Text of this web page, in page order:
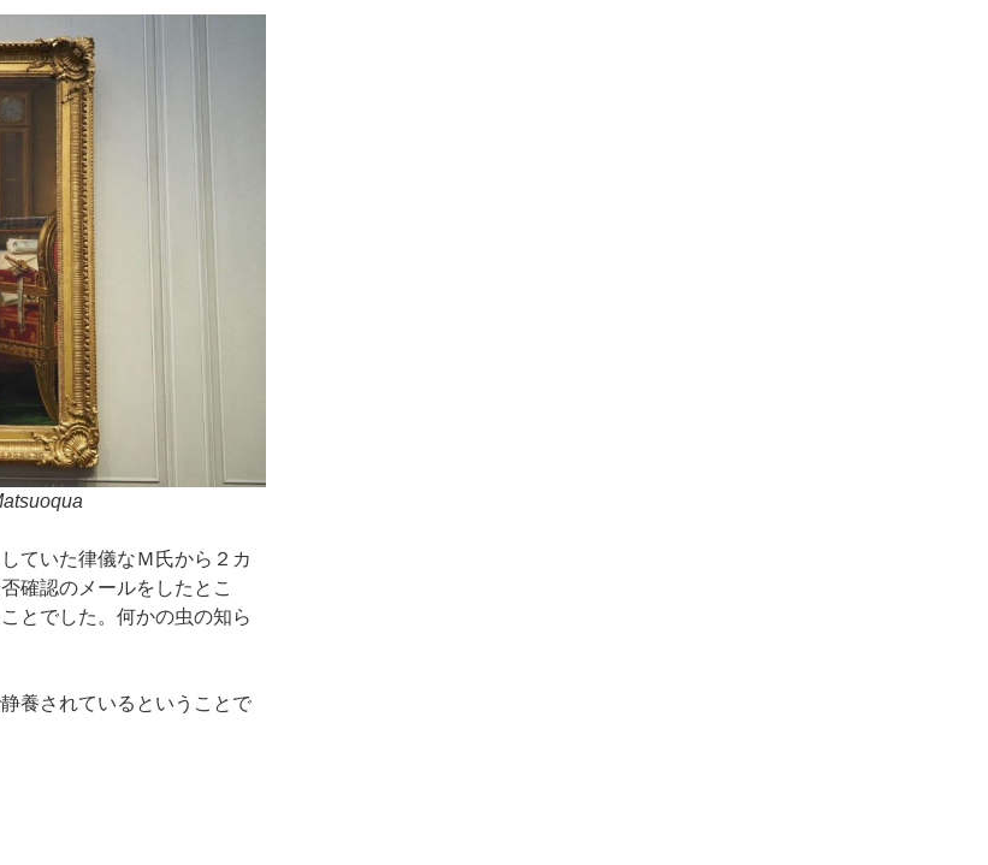
ていた律儀なＭ氏から２カ
確認のメールをしたとこ
とでした。何かの虫の知ら
養されているということで